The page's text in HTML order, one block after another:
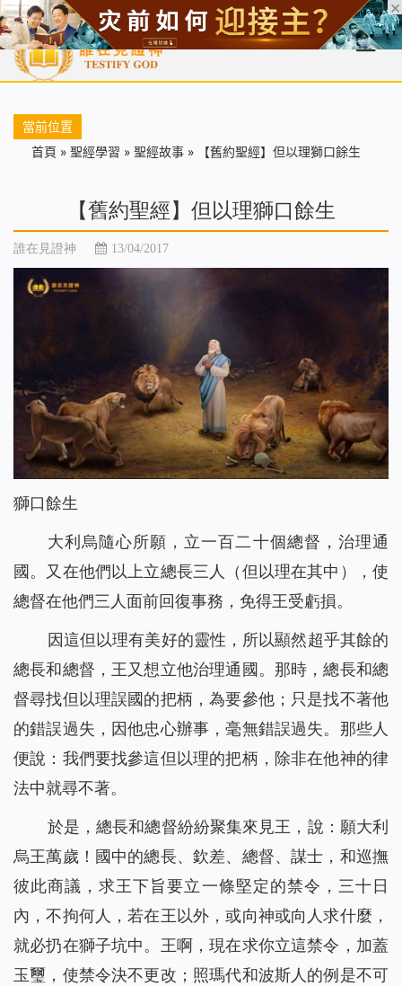
首頁 每日靈糧 天國福音 基督徒見證 信仰解答 聖經
當前位置
首頁 » 聖經學習 » 聖經故事 » 【舊約聖經】但以理獅口餘生
【舊約聖經】但以理獅口餘生
誰在見證神 13/04/2017
獅口餘生
大利烏隨心所願，立一百二十個總督，治理通
國。又在他們以上立總長三人（但以理在其中），使
總督在他們三人面前回復事務，免得王受虧損。
因這但以理有美好的靈性，所以顯然超乎其餘的
總長和總督，王又想立他治理通國。那時，總長和總
督尋找但以理誤國的把柄，為要參他；只是找不著他
的錯誤過失，因他忠心辦事，毫無錯誤過失。那些人
便說：我們要找參這但以理的把柄，除非在他神的律
法中就尋不著。
於是，總長和總督紛紛聚集來見王，說：願大利
烏王萬歲！國中的總長、欽差、總督、謀士，和巡撫
彼此商議，求王下旨要立一條堅定的禁令，三十日
內，不拘何人，若在王以外，或向神或向人求什麼，
就必扔在獅子坑中。王啊，現在求你立這禁令，加蓋
玉璽，使禁令決不更改；照瑪代和波斯人的例是不可